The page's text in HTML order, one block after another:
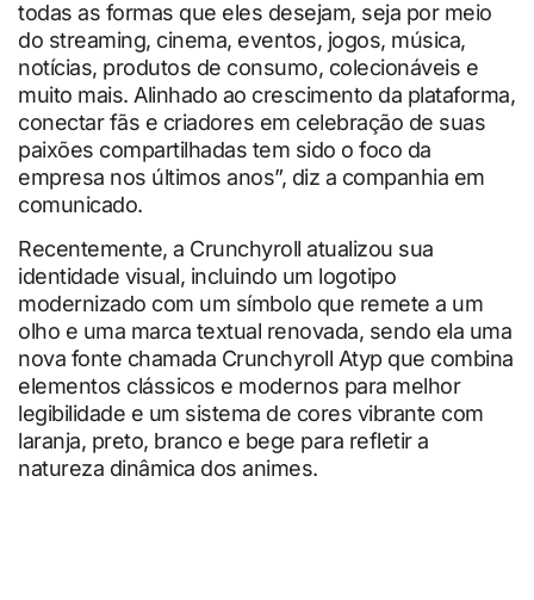
todas as formas que eles desejam, seja por meio
do streaming, cinema, eventos, jogos, música,
notícias, produtos de consumo, colecionáveis e
muito mais. Alinhado ao crescimento da plataforma,
conectar fãs e criadores em celebração de suas
paixões compartilhadas tem sido o foco da
empresa nos últimos anos”, diz a companhia em
comunicado.
Recentemente, a Crunchyroll atualizou sua
identidade visual, incluindo um logotipo
modernizado com um símbolo que remete a um
olho e uma marca textual renovada, sendo ela uma
nova fonte chamada Crunchyroll Atyp que combina
elementos clássicos e modernos para melhor
legibilidade e um sistema de cores vibrante com
laranja, preto, branco e bege para refletir a
natureza dinâmica dos animes.